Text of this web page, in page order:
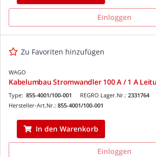
Einloggen
Zu Favoriten hinzufügen
WAGO
Kabelumbau Stromwandler 100 A / 1 A
REGRO Lager.Nr.: 2331764
Type: 855-4001/100-001
Hersteller-Art.Nr.: 855-4001/100-001
In den Warenkorb
Einloggen